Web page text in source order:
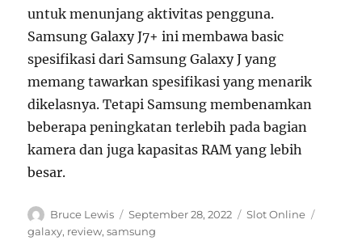
untuk menunjang aktivitas pengguna.
Samsung Galaxy J7+ ini membawa basic
spesifikasi dari Samsung Galaxy J yang
memang tawarkan spesifikasi yang menarik
dikelasnya. Tetapi Samsung membenamkan
beberapa peningkatan terlebih pada bagian
kamera dan juga kapasitas RAM yang lebih
besar.
Author
Bruce Lewis
Posted
on
September 28, 2022 Categories
Slot Online
galaxy, review,samsung